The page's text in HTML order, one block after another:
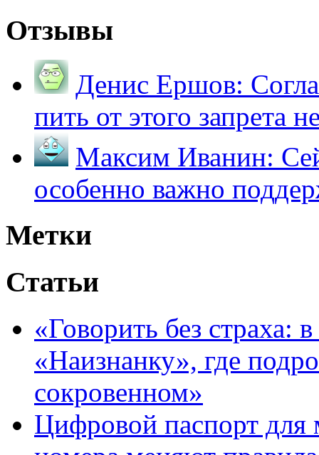
Отзывы
Денис Ершов:
пить от этого запрета
Максим Иванин:
особенно важно
Метки
Статьи
«Говорить без страха:
«Наизнанку», где
сокровенном»
Цифровой паспорт для